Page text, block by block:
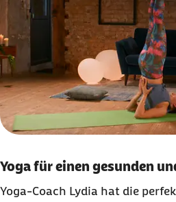
Yoga für einen gesunden
Yoga-Coach Lydia hat die